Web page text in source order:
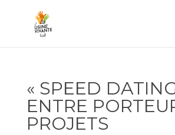
« SPEED
ENTRE
PROJETS